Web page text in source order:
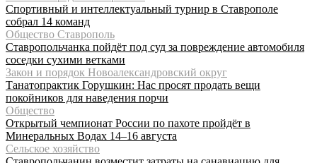
Спортивный и интеллектуальный турнир в Ставрополе
собрал 14 команд
Общество Ставрополь
Ставропольчанка пойдёт под суд за повреждение автомобиля
соседки сухими ветками
Закон и порядок Новоалександровский округ
Танатопрактик Горушкин: Нас просят продать вещи
покойников для наведения порчи
Общество
Открытый чемпионат России по пахоте пройдёт в
Минеральных Водах 14–16 августа
Сельское хозяйство